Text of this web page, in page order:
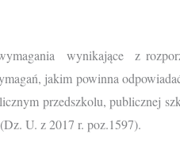
wynikające z
jakim powinna
przedszkolu, publicznej
U. z 2017 r. poz.1597).